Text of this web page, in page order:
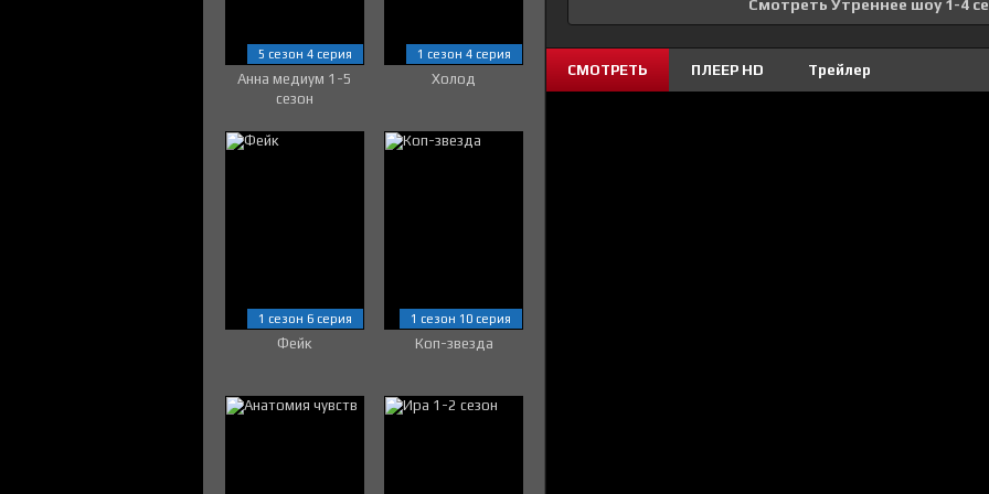
Смотреть Утреннее шоу 1-4
СМОТРЕТЬ ПЛЕЕР HD Трейлер
Анна медиум 1-5
сезон
5 сезон 4 серия
Холод
1 сезон 4 серия
Фейк
1 сезон 6 серия
Коп-звезда
1 сезон 10 серия